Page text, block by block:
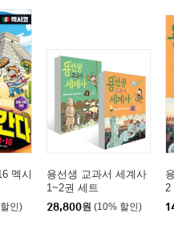
멕시
인)
용선생 교과서 세계사
1~2권 세트
28,800원 (10% 할인)
2